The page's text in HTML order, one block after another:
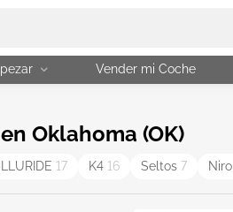
Vender mi Coche
Oklahoma (OK)
17 K4 16 Seltos 7 Niro